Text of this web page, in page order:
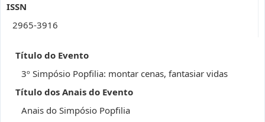
ISSN
2965-3916
Título do Evento
3º Simpósio Popfilia: montar cenas, fantasiar vidas
Título dos Anais do Evento
Anais do Simpósio Popfilia